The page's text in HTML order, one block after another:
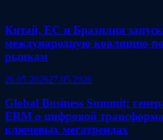
Китай, ЕС и Бразилия
международную коалицию
рынкам
26.05.202627.05.2026
Global Business Summit:
ERM о цифровой
ключевых мегатрендах